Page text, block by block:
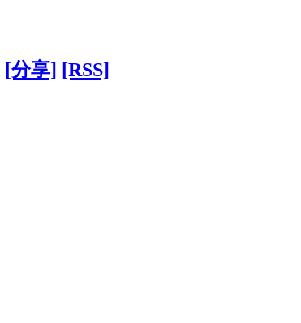
[分享] [RSS]